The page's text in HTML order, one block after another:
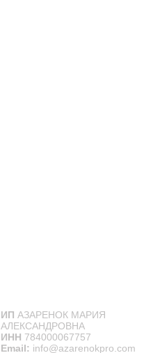
ИП АЗАРЕНОК МАРИЯ
АЛЕКСАНДРОВНА
ИНН 784000067757
Email: info@azarenokpro.com